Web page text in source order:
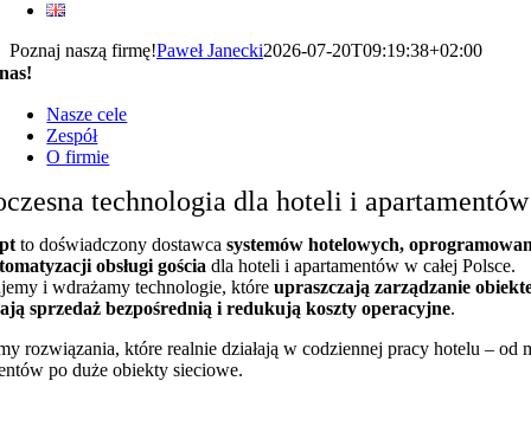
Poznaj naszą firmę!Paweł Janecki2026-07-20T09:19:38+02:00
Nasze cele
Zespół
O firmie
technologia dla hoteli i apartamentów
to doświadczony dostawca systemów hotelowych,
obsługi gościa dla hoteli i apartamentów w całej Polsce.
i wdrażamy technologie, które upraszczają zarządzanie
sprzedaż bezpośrednią i redukują koszty operacyjne.
rozwiązania, które realnie działają w codziennej pracy hotelu – od
po duże obiekty sieciowe.